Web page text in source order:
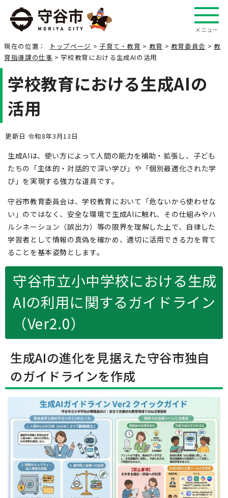
メニュー
現在の位置： トップページ > 子育て・教育 > 教育 > 教育委員会 > 教
育指導課の仕事 > 学校教育における生成AIの活用
学校教育における生成AIの
活用
更新日 令和8年3月13日
生成AIは、使い方によって人間の能力を補助・拡張し、子ども
たちの「主体的・対話的で深い学び」や「個別最適化された学
び」を実現する強力な道具です。
守谷市教育委員会は、学校教育において「危ないから使わせな
い」のではなく、安全な環境で生成AIに触れ、その仕組みやハ
ルシネーション（誤出力）等の限界を理解した上で、自律した
学習者として情報の真偽を確かめ、適切に活用できる力を育て
ることを基本姿勢とします。
守谷市立小中学校における生成
AIの利用に関するガイドライン
（Ver2.0）
生成AIの進化を見据えた守谷市独自
のガイドラインを作成